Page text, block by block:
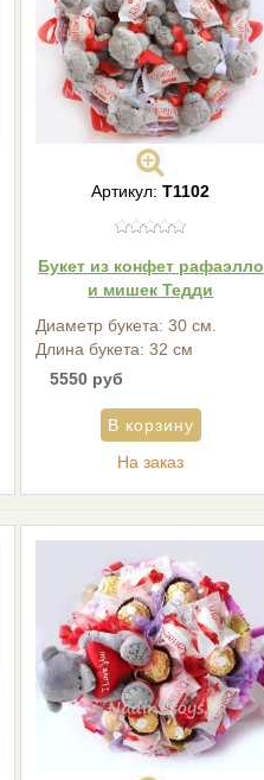
Артикул:Т1102
Букет из конфет рафаэлло
и мишек Тедди
Диаметр букета: 30 см.
Длина букета: 32 см
5550 руб
На заказ